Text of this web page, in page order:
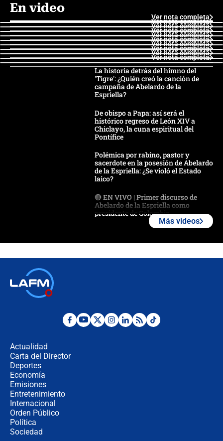
En video
Ver nota completa
Ver nota completa
Ver nota completa
Ver nota completa
Ver nota completa
Ver nota completa
Ver nota completa
Ver nota completa
Ver nota completa
Ver nota completa
La historia detrás del himno del
'Tigre': ¿Quién creó la canción de
campaña de Abelardo de la
Espriella?
De obispo a Papa: así será el
histórico regreso de León XIV a
Chiclayo, la cuna espiritual del
Pontífice
Polémica por rabino, pastor y
sacerdote en la posesión de Abelardo
de la Espriella: ¿Se violó el Estado
laico?
🔴 EN VIVO | Primer discurso de
Abelardo de la Espriella como
presidente de Colombia
Desde dermatitis hasta infecciones:
Más videos
Actualidad
Carta del Director
Deportes
Economía
Emisiones
Entretenimiento
Internacional
Orden Público
Política
Sociedad